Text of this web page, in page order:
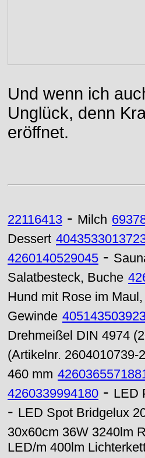
Und wenn ich
Unglück, denn
eröffnet.
22116413 - Milch
Dessert
4260140529045 -
Salatbesteck, Buche
Hund mit Rose im
Gewinde
Drehmeißel DIN 4974
(Artikelnr. 2604010739-
460 mm
4260339994180 - LED
- LED Spot Bridgelux
30x60cm 36W 3240lm
LED/m 400lm